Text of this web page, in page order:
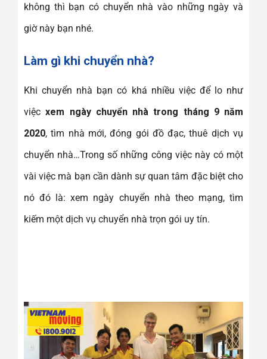
không thì bạn có chuyển nhà vào những ngày và
giờ này bạn nhé.
Làm gì khi chuyển nhà?
Khi chuyển nhà bạn có khá nhiều việc để lo như
việcxem ngày chuyển nhà trong tháng 9 năm
2020, tìm nhà mới, đóng gói đồ đạc, thuê dịch vụ
chuyển nhà…Trong số những công việc này có một
vài việc mà bạn cần dành sự quan tâm đặc biệt cho
nó đó là: xem ngày chuyển nhà theo mạng, tìm
kiếm một dịch vụ chuyển nhà trọn gói uy tín.